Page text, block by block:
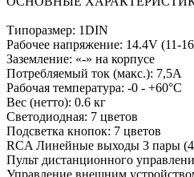
Типоразмер: 1DIN
Рабочее напряжение: 14.4V (11-
Заземление: «-» на корпусе
Потребляемый ток (макс.): 7,5А
Рабочая температура: -0 - +60°С
Вес (нетто): 0.6 кг
Светодиодная: 7 цветов
Подсветка кнопок: 7 цветов
RCA Линейные выходы 3 пары
Пульт дистанционного
Управление внешним